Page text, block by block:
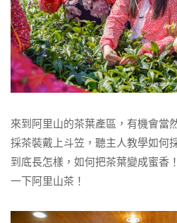
來到阿里山的茶葉產區，有機會當
採茶裝戴上斗笠，聽主人教學如何
到底長怎樣，如何把茶葉變成蜜香
一下阿里山茶！